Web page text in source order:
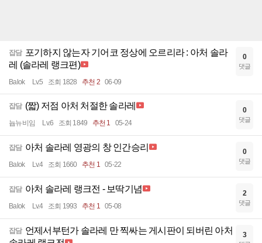
잡담 포기하지 않는자 기어코 정상에 오르리라 : 아처 솔라
레 (솔라레 랭크편)
Balok Lv.5 조회 1828 추천 2 06-09
0
댓글
잡담 (짧) 저점 아처 처절한 솔라레
늅뉴비임 Lv.6 조회 1849 추천 1 05-24
0
댓글
잡담 아처 솔라레 영광의 창 인간승리
Balok Lv.4 조회 1660 추천 1 05-22
0
댓글
잡담 아처 솔라레 랭크전 - 보딱기념
Balok Lv.4 조회 1993 추천 1 05-08
2
댓글
잡담 언제서부턴가 솔라레 만 찍싸는 게시판이 되버린 아처
3